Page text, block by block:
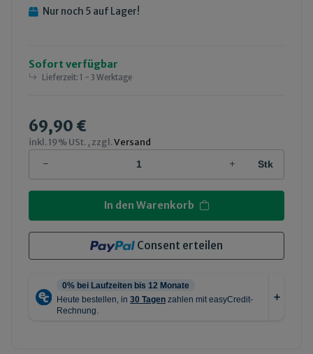
Nur noch 5 auf Lager!
Sofort verfügbar
Lieferzeit: 1 - 3 Werktage
69,90 €
inkl. 19% USt. , zzgl.Versand
Stk
In den Warenkorb
Consent erteilen